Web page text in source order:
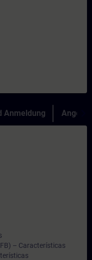
Anmeldung Angebot
– Características